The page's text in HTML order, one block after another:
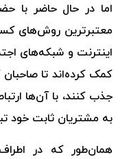
اما در حال حاضر با
معتبرترین روش‌های
اینترنت و شبکه‌های
کمک کرده‌اند تا
جذب کنند، با آن‌ها
به مشتریان ثابت خود
همان‌طور که در